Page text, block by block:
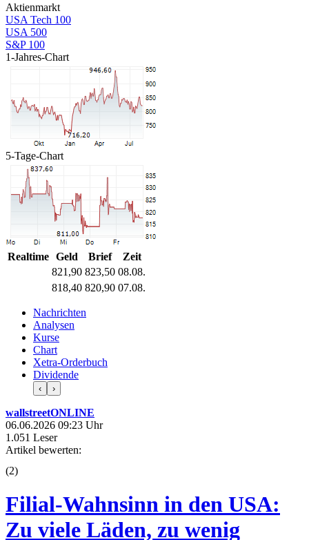
Aktienmarkt
USA Tech 100
USA 500
S&P 100
1-Jahres-Chart
5-Tage-Chart
Realtime Geld Brief
Zeit
821,90 823,50 08.08.
818,40 820,90 07.08.
Nachrichten
Analysen
Kurse
Chart
Xetra-Orderbuch
Dividende
‹ ›
wallstreetONLINE
06.06.2026 09:23 Uhr
1.051 Leser
Artikel bewerten:
(2)
Filial-Wahnsinn in den USA:
Zu viele Läden, zu wenig